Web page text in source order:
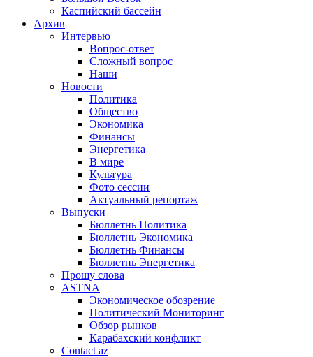
Каспийский бассейн
Архив
Интервью
Вопрос-ответ
Сложный вопрос
Наши
Новости
Политика
Общество
Экономика
Финансы
Энергетика
В мире
Культура
Фото сессии
Актуальный репортаж
Выпуски
Бюллетнь Политика
Бюллетнь Экономика
Бюллетнь Финансы
Бюллетнь Энергетика
Прошу слова
ASTNA
Экономическое обозрение
Политический Мониторинг
Обзор рынков
Карабахский конфликт
Contact az